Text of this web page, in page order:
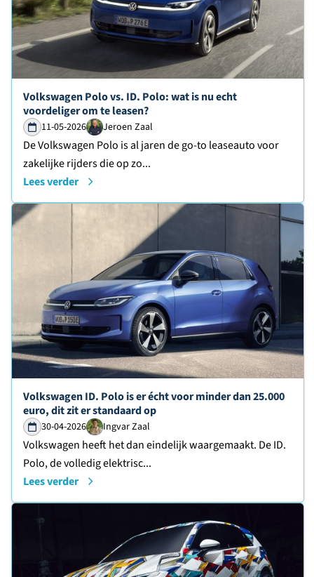
Lees verder over
Volkswagen Polo vs. ID. Polo: wat is nu echt
voordeliger om te leasen?
11-05-2026 Jeroen Zaal
De Volkswagen Polo is al jaren de go-to leaseauto voor
zakelijke rijders die op zo...
Lees verder
Lees verder over
Volkswagen ID. Polo is er écht voor minder dan 25.000
euro, dit zit er standaard op
30-04-2026 Ingvar Zaal
Volkswagen heeft het dan eindelijk waargemaakt. De ID.
Polo, de volledig elektrisc...
Lees verder